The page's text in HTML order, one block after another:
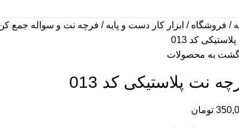
فروشگاه ابزار کار دست و پایه فرچه نت و سواله جمع
کد 013
به محصولات
نت پلاستیکی کد 013
تومان